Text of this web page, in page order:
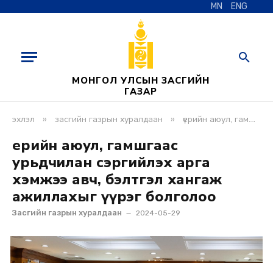
MN ENG
МОНГОЛ УЛСЫН ЗАСГИЙН
ГАЗАР
эхлэл » засгийн газрын хуралдаан » үерийн аюул, гамшгаас урьдчилан сэргийлэх арга хэмжээ авч, бэлтгэл хангаж ажиллахыг үүрэг болголоо
Үерийн аюул, гамшгаас
урьдчилан сэргийлэх арга
хэмжээ авч, бэлтгэл хангаж
ажиллахыг үүрэг болголоо
Засгийн газрын хуралдаан 2024-05-29